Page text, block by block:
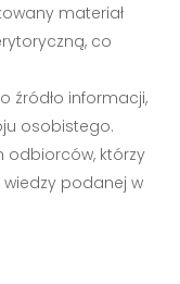
materiał
co
źródło informacji,
osobistego.
odbiorców, którzy
podanej w